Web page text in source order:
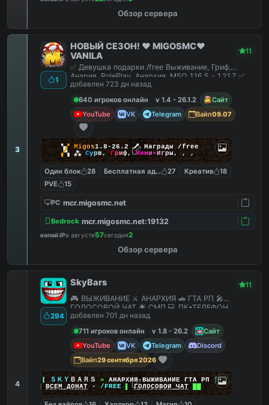
Обзор сервера
3
1
НОВЫЙ СЕЗОН! ❤️ MIGOSMC❤️
VANILA
11
✅ Девушка подарки /free Выживание, Гриф,
Анария, RolePlay, Анархия, MSO 1.16.5 - 1.21.7 ✅
добавлен 723 дн назад
640 игроков онлайн
v 1.4 - 26.1.2
Сайт
YouTube
VK Telegram Вайп09.07
▚▞ Migos1.8-26.2🗡 Награды /free
▞▚ ⁂ Сурв, Гриф,Мини-Игры, , ,
Один блок 28 Бесплатная админка
27 Креатив
18
PVE
15
PC mcr.migosmc.net
Bedrock mcr.migosmc.net:19132
копий IPв августе57сегодня2
Обзор сервера
4
294
SkyBars 11
🎮 ВЫЖИВАНИЕ ⚔️ АНАРХИЯ 🚗 ГТА РП 🎤
ГОЛОСОВОЙ ЧАТ 🌟 СМП 💻 ПК+ТЕЛЕФОН
добавлен 701 дн назад
711 игроков онлайн
v 1.8 - 26.2
Сайт
YouTube
VK Telegram
Discord
Вайп29 сентября 2026
ＳＫＹ ＢＡＲＳ » АНАРХИЯ ВЫЖИВАНИЕ ГТА РП |||
ВСЕМ ДОНАТ- /FREE ▌ГОЛОСОВОЙ ЧАТ